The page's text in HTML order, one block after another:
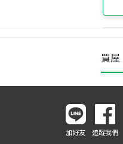
買屋
加好友 追蹤我們